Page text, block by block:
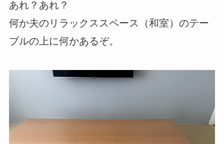
あれ？あれ？
何か夫のリラックススペース（和室）のテー
ブルの上に何かあるぞ。